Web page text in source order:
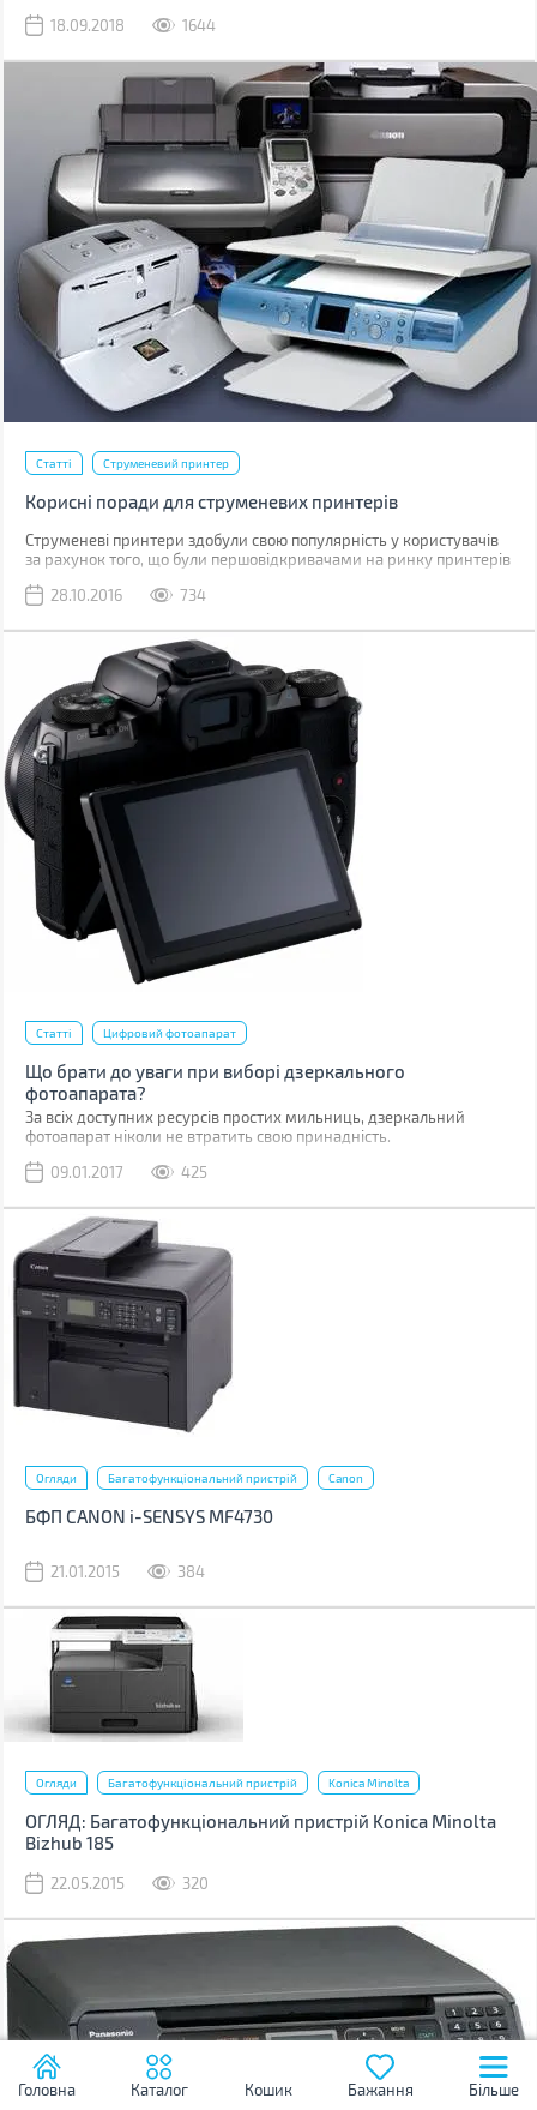
презентер, проектор, знищувач, ламінатор, проекційний екран.
виправити це.
18.09.2018 1644
Статті Струменевий принтер
Корисні поради для струменевих принтерів
Струменеві принтери здобули свою популярність у користувачів
за рахунок того, що були першовідкривачами на ринку принтерів
сфера діяльності яких пов'язана з великомасштабним друком,
принтерів пропонують куди більш широкий модельний ряд в
порівнянні з тими ж лазерними моделями.
28.10.2016 734
Статті Цифровий фотоапарат
Що брати до уваги при виборі дзеркального
фотоапарата?
За всіх доступних ресурсів простих мильниць, дзеркальний
фотоапарат ніколи не втратить свою принадність.
09.01.2017
425
Огляди Багатофункціональний пристрій Canon
БФП CANON i-SENSYS MF4730
21.01.2015 384
Огляди Багатофункціональний пристрій Konica Minolta
ОГЛЯД: Багатофункціональний пристрій Konica Minolta
Bizhub 185
22.05.2015 320
Головна Каталог Кошик Бажання Більше